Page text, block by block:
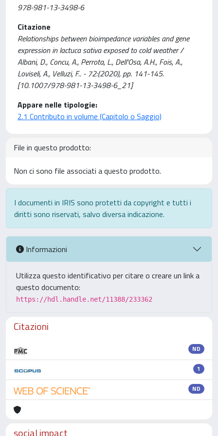
978-981-13-3498-6
Citazione
Relationships between bioimpedance variables and gene
expression in lactuca sativa exposed to cold weather /
Albani, D., Concu, A., Perrota, L., Dell'Osa, A.H., Fois, A.,
Loviseli, A., Velluzi, F.. - 72:(2020), pp. 141-145.
[10.1007/978-981-13-3498-6_21]
Appare nelle tipologie:
2.1 Contributo in volume (Capitolo o Saggio)
File in questo prodotto:
Non ci sono file associati a questo prodotto.
I documenti in IRIS sono protetti da copyright e tutti i
diritti sono riservati, salvo diversa indicazione.
Informazioni
Utilizza questo identificativo per citare o creare un link a
questo documento:
https://hdl.handle.net/11388/233362
Citazioni
ND
1
ND
social impact